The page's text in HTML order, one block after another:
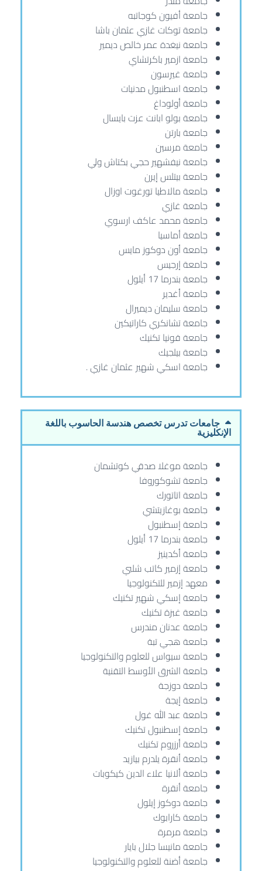
جامعة أفيون كوجاتبه
جامعة توكات غازي عثمان باشا
جامعة نيغدة عمر خالص ديمير
جامعة ازمير باكرتشاي
جامعة غيرسون
جامعة اسطنبول مدنيات
جامعة أولوداغ
جامعة بولو ابانت عزت بايسال
جامعة بارتن
جامعة مرسين
جامعة نيفشهير حجي بكتاش ولي
جامعة بيتلس إيرن
جامعة مالاطيا تورغوت اوزال
جامعة غازي
جامعة محمد عاكف ارسوي
جامعة أماسيا
جامعة أون دوكوز مايس
جامعة إرجيس
جامعة بندرما 17 أيلول
جامعة أغدير
جامعة سليمان ديميرال
جامعة تشانكري كاراتيكين
جامعة قونيا تكنيك
جامعة بيلجيك
جامعة اسكي شهير عثمان غازي .
جامعات تدرس تخصص هندسة الحاسوب باللغة
الإنكليزية
جامعة موغلا صدقي كوتشمان
جامعة تشوكوروفا
جامعة اتاتورك
جامعة بوغازيتشي
جامعة إسطنبول
جامعة بندرما 17 أيلول
جامعة أكدينيز
جامعة إزمير كاتب شلبي
معهد إزمير للتكنولوجيا
جامعة إسكي شهير تكنيك
جامعة غبزة تكنيك
جامعة عدنان مندرس
جامعة هجي تبة
جامعة سيواس للعلوم والتكنولوجيا
جامعة الشرق الأوسط التقنية
جامعة دوزجة
جامعة إيجة
جامعة عبد الله غول
جامعة إسطنبول تكنيك
جامعة أرزروم تكنيك
جامعة أنقرة يلدرم بيازيد
جامعة ألانيا علاء الدين كيكوبات
جامعة أنقرة
جامعة دوكوز إيلول
جامعة كارابوك
جامعة مرمرة
جامعة مانيسا جلال بايار
جامعة أضنة للعلوم والتكنولوجيا